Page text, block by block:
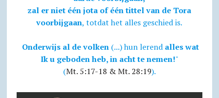
zal er niet één jota of één tittel van de Tora
voorbijgaan, totdat het alles geschied is.
Onderwijs al de volken(...) hun lerend alles wat
Ik u geboden heb, in acht te nemen!"
(Mt. 5:17-18 & Mt. 28:19).